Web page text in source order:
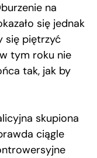
na
się jednak
się piętrzyć
tym roku nie
tak, jak by
skupiona
ciągle